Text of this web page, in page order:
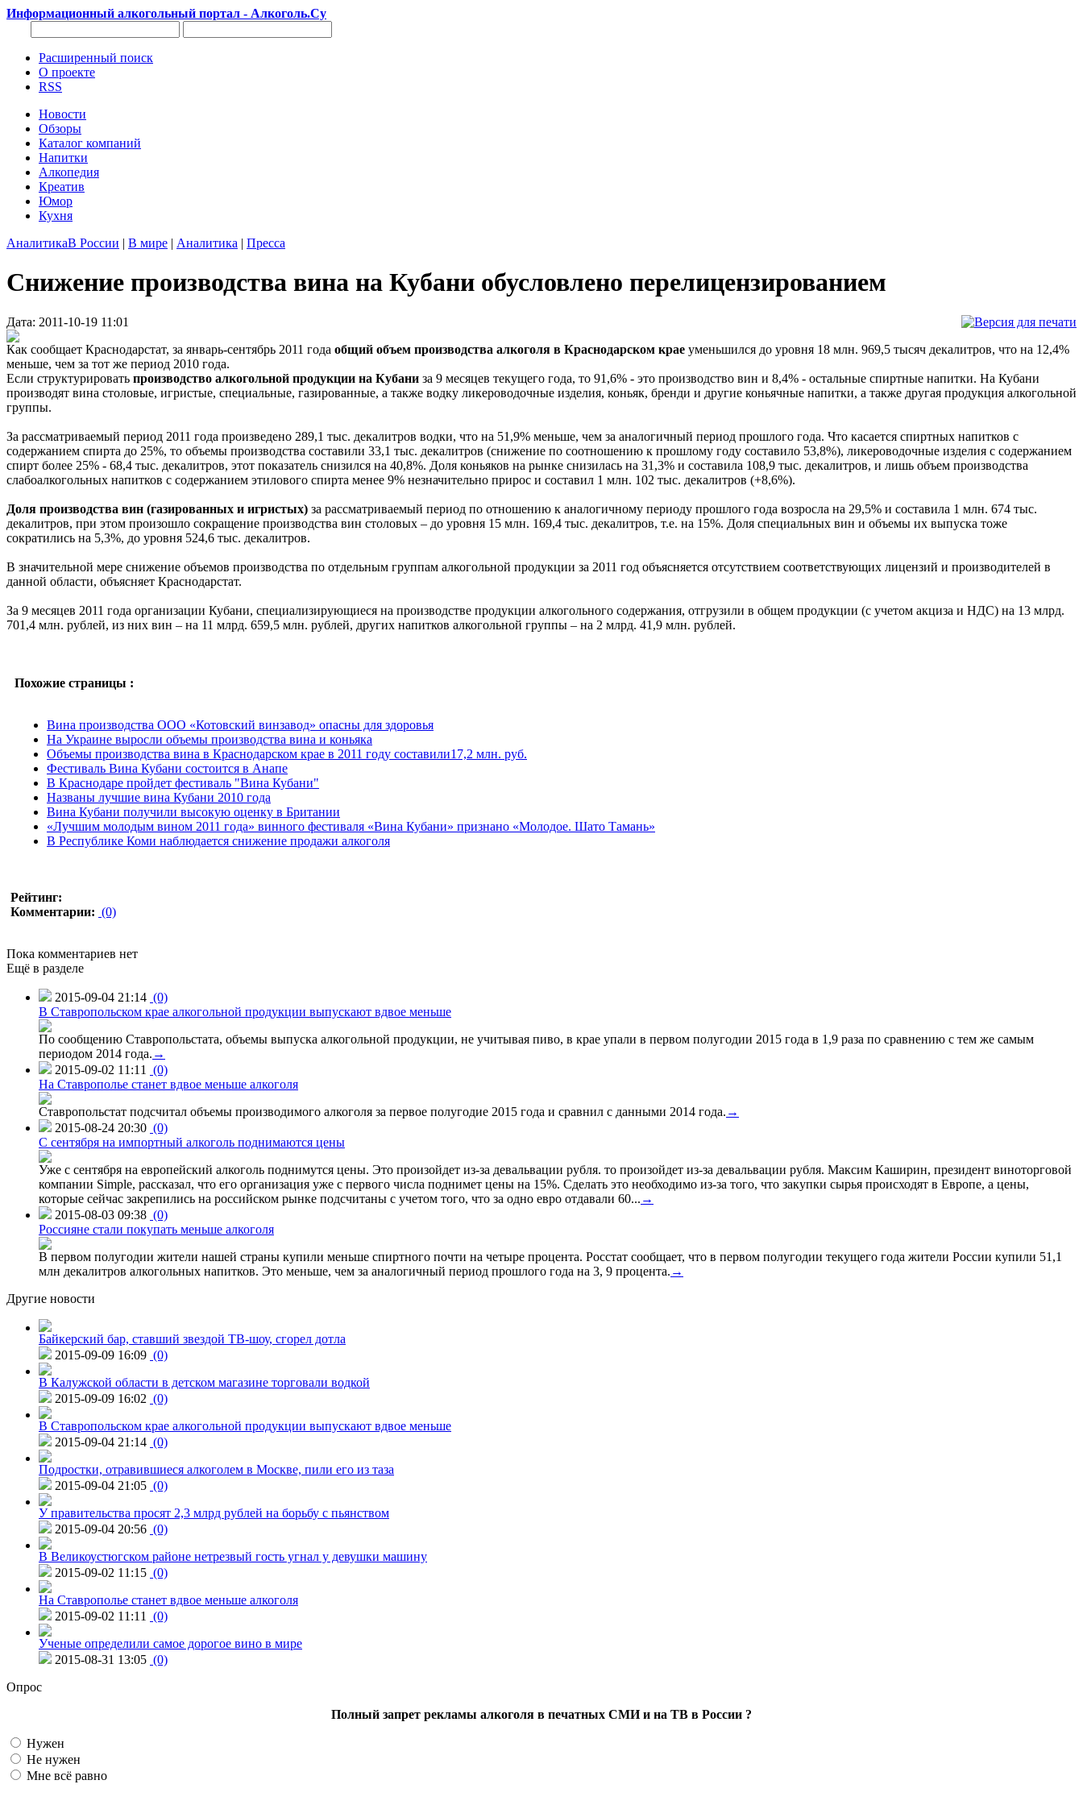
Информационный алкогольный портал - Алкоголь.Су
Расширенный поиск
О проекте
RSS
Новости
Обзоры
Каталог компаний
Напитки
Алкопедия
Креатив
Юмор
Кухня
АналитикаВ России | В мире | Аналитика | Пресса
Снижение производства вина на Кубани обусловлено перелицензированием
Дата: 2011-10-19 11:01
Как сообщает Краснодарстат, за январь-сентябрь 2011 года общий объем производства алкоголя в Краснодарском крае уменьшился до уровня 18 млн. 969,5 тысяч декалитров, что на 12,4%
меньше, чем за тот же период 2010 года.
Если структурировать производство алкогольной продукции на Кубани за 9 месяцев текущего года, то 91,6% - это производство вин и 8,4% - остальные спиртные напитки. На Кубани
производят вина столовые, игристые, специальные, газированные, а также водку ликероводочные изделия, коньяк, бренди и другие коньячные напитки, а также другая продукция алкогольной
группы.
За рассматриваемый период 2011 года произведено 289,1 тыс. декалитров водки, что на 51,9% меньше, чем за аналогичный период прошлого года. Что касается спиртных напитков с
содержанием спирта до 25%, то объемы производства составили 33,1 тыс. декалитров (снижение по соотношению к прошлому году составило 53,8%), ликероводочные изделия с содержанием
спирт более 25% - 68,4 тыс. декалитров, этот показатель снизился на 40,8%. Доля коньяков на рынке снизилась на 31,3% и составила 108,9 тыс. декалитров, и лишь объем производства
слабоалкогольных напитков с содержанием этилового спирта менее 9% незначительно прирос и составил 1 млн. 102 тыс. декалитров (+8,6%).
Доля производства вин (газированных и игристых) за рассматриваемый период по отношению к аналогичному периоду прошлого года возросла на 29,5% и составила 1 млн. 674 тыс.
декалитров, при этом произошло сокращение производства вин столовых – до уровня 15 млн. 169,4 тыс. декалитров, т.е. на 15%. Доля специальных вин и объемы их выпуска тоже
сократились на 5,3%, до уровня 524,6 тыс. декалитров.
В значительной мере снижение объемов производства по отдельным группам алкогольной продукции за 2011 год объясняется отсутствием соответствующих лицензий и производителей в
данной области, объясняет Краснодарстат.
За 9 месяцев 2011 года организации Кубани, специализирующиеся на производстве продукции алкогольного содержания, отгрузили в общем продукции (с учетом акциза и НДС) на 13 млрд.
701,4 млн. рублей, из них вин – на 11 млрд. 659,5 млн. рублей, других напитков алкогольной группы – на 2 млрд. 41,9 млн. рублей.
Похожие страницы :
Вина производства ООО «Котовский винзавод» опасны для здоровья
На Украине выросли объемы производства вина и коньяка
Объемы производства вина в Краснодарском крае в 2011 году составили17,2 млн. руб.
Фестиваль Вина Кубани состоится в Анапе
В Краснодаре пройдет фестиваль "Вина Кубани"
Названы лучшие вина Кубани 2010 года
Вина Кубани получили высокую оценку в Британии
«Лучшим молодым вином 2011 года» винного фестиваля «Вина Кубани» признано «Молодое. Шато Тамань»
В Республике Коми наблюдается снижение продажи алкоголя
Рейтинг:
Комментарии: (0)
Пока комментариев нет
Ещё в разделе
2015-09-04 21:14 (0)
В Ставропольском крае алкогольной продукции выпускают вдвое меньше
По сообщению Ставропольстата, объемы выпуска алкогольной продукции, не учитывая пиво, в крае упали в первом полугодии 2015 года в 1,9 раза по сравнению с тем же самым
периодом 2014 года. →
2015-09-02 11:11
(0)
На Ставрополье станет вдвое меньше алкоголя
Ставропольстат подсчитал объемы производимого алкоголя за первое полугодие 2015 года и сравнил с данными 2014 года. →
2015-08-24 20:30 (0)
C сентября на импортный алкоголь поднимаются цены
Уже с сентября на европейский алкоголь поднимутся цены. Это произойдет из-за девальвации рубля. то произойдет из-за девальвации рубля. Максим Каширин, президент виноторговой
компании Simple, рассказал, что его организация уже с первого числа поднимет цены на 15%. Сделать это необходимо из-за того, что закупки сырья происходят в Европе, а цены,
которые сейчас закрепились на российском рынке подсчитаны с учетом того, что за одно евро отдавали 60... →
2015-08-03 09:38 (0)
Россияне стали покупать меньше алкоголя
В первом полугодии жители нашей страны купили меньше спиртного почти на четыре процента. Росстат сообщает, что в первом полугодии текущего года жители России купили 51,1
млн декалитров алкогольных напитков. Это меньше, чем за аналогичный период прошлого года на 3, 9 процента. →
Другие новости
Байкерский бар, ставший звездой ТВ-шоу, сгорел дотла
2015-09-09 16:09 (0)
В Калужской области в детском магазине торговали водкой
2015-09-09 16:02 (0)
В Ставропольском крае алкогольной продукции выпускают вдвое меньше
2015-09-04 21:14 (0)
Подростки, отравившиеся алкоголем в Москве, пили его из таза
2015-09-04 21:05 (0)
У правительства просят 2,3 млрд рублей на борьбу с пьянством
2015-09-04 20:56 (0)
В Великоустюгском районе нетрезвый гость угнал у девушки машину
2015-09-02 11:15 (0)
На Ставрополье станет вдвое меньше алкоголя
2015-09-02 11:11
(0)
Ученые определили самое дорогое вино в мире
2015-08-31 13:05 (0)
Опрос
Полный запрет рекламы алкоголя в печатных СМИ и на ТВ в России ?
Нужен
Не нужен
Мне всё равно